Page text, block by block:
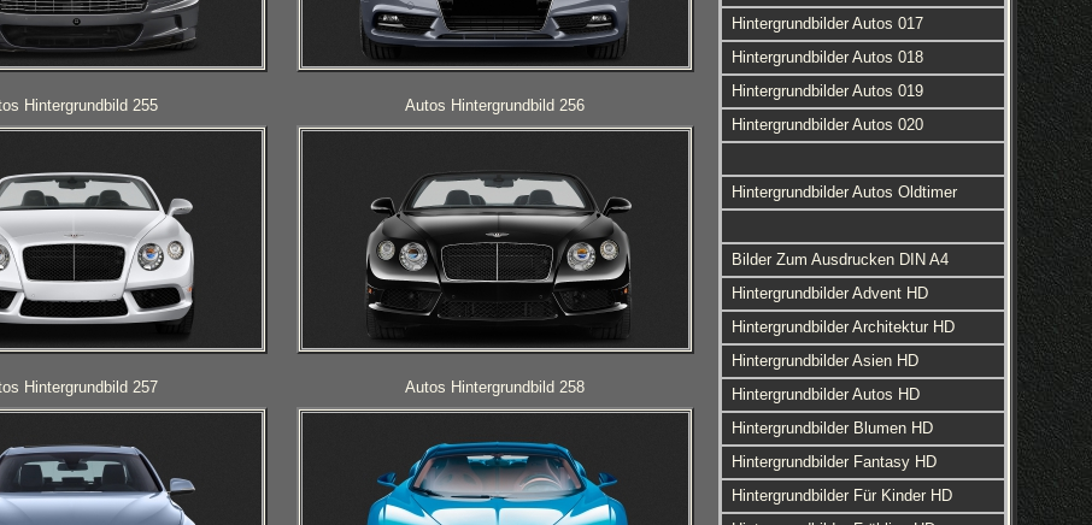
Hintergrundbild 255 Autos Hintergrundbild 256
Hintergrundbild 257 Autos Hintergrundbild 258
Hintergrundbilder Autos 017
Hintergrundbilder Autos 018
Hintergrundbilder Autos 019
Hintergrundbilder Autos 020
Hintergrundbilder Autos Oldtimer
Bilder Zum Ausdrucken DIN A4
Hintergrundbilder Advent HD
Hintergrundbilder Architektur HD
Hintergrundbilder Asien HD
Hintergrundbilder Autos HD
Hintergrundbilder Blumen HD
Hintergrundbilder Fantasy HD
Hintergrundbilder Für Kinder HD